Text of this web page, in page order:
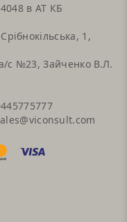
в АТ КБ
1,
с №23, Зайченко В.Л.